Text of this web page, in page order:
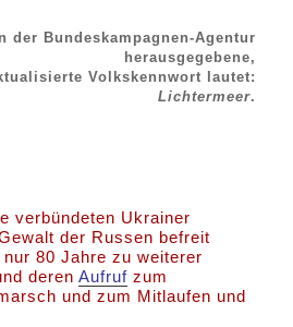
der Bundeskampagnen-Agentur
herausgegebene,
Volkskennwort lautet:
Lichtermeer.
verbündeten Ukrainer
der Russen befreit
80 Jahre zu weiterer
derenAufruf zum
und zum Mitlaufen und